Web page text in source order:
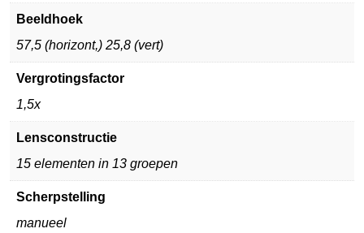
Beeldhoek
57,5 (horizont,) 25,8 (vert)
Vergrotingsfactor
1,5x
Lensconstructie
15 elementen in 13 groepen
Scherpstelling
manueel